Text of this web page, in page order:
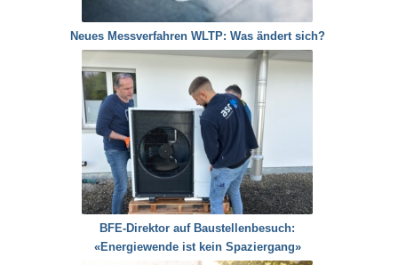
Neues Messverfahren WLTP: Was ändert sich?
BFE-Direktor auf Baustellenbesuch:
«Energiewende ist kein Spaziergang»